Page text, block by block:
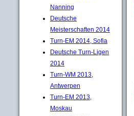
Nanning
Deutsche
Meisterschaften 2014
Turn-EM 2014, Sofia
Deutsche Turn-Ligen
2014
Turn-WM 2013,
Antwerpen
Turn-EM 2013,
Moskau